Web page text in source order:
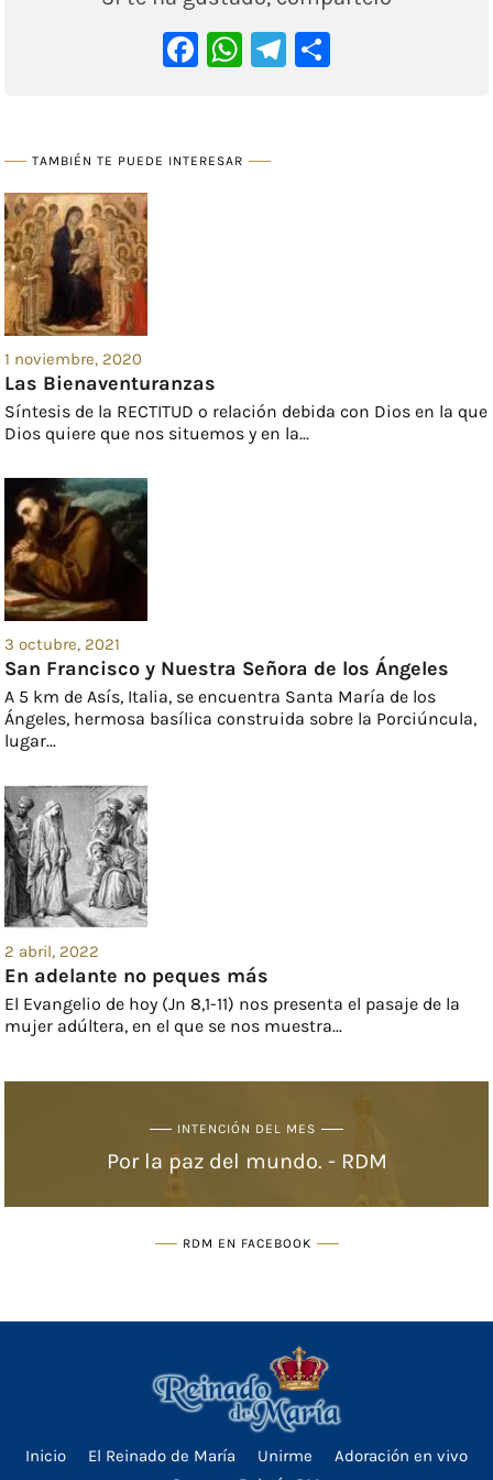
Facebook
WhatsApp
Telegram
TAMBIÉN TE PUEDE INTERESAR
1 noviembre, 2020
Las Bienaventuranzas
Síntesis de la RECTITUD o relación debida con Dios en la que
Dios quiere que nos situemos y en la...
3 octubre, 2021
San Francisco y Nuestra Señora de los Ángeles
A 5 km de Asís, Italia, se encuentra Santa María de los
Ángeles, hermosa basílica construida sobre la Porciúncula,
lugar...
2 abril, 2022
En adelante no peques más
El Evangelio de hoy (Jn 8,1-11) nos presenta el pasaje de la
mujer adúltera, en el que se nos muestra...
INTENCIÓN DEL MES
Por la paz del mundo. - RDM
RDM EN FACEBOOK
Inicio El Reinado de María Unirme
Adoración en vivo